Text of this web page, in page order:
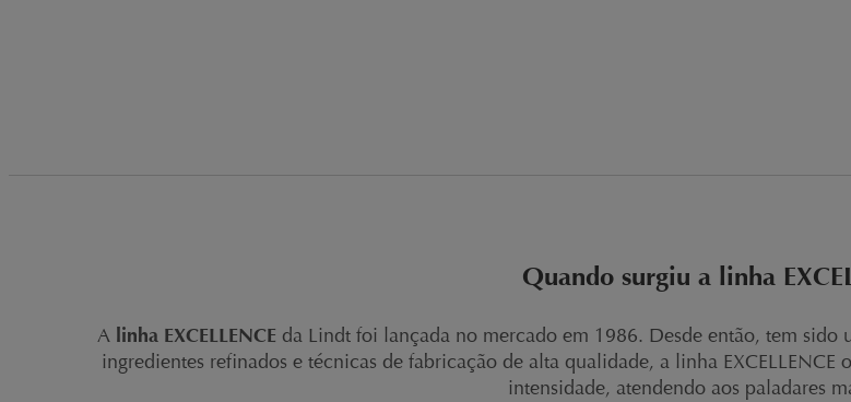
Quando surgiu a linha
A linha EXCELLENCE da Lindt foi lançada no mercado em 1986. Desde então, tem
ingredientes refinados e técnicas de fabricação de alta qualidade, a linha
intensidade, atendendo aos paladares